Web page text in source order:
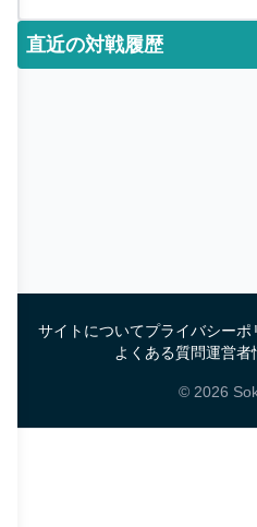
直近の対戦履歴
サイトについてプライバシーポ
よくある質問運営者
© 2026